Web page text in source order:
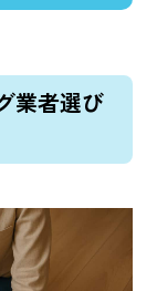
業者選び